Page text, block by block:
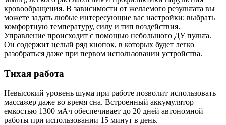
кровообращения. В зависимости от желаемого результата вы
можете задать любые интересующие вас настройки: выбрать
комфортную температуру, силу и тип воздействия.
Управление происходит с помощью небольшого ДУ пульта.
Он содержит целый ряд кнопок, в которых будет легко
разобраться даже при первом использовании устройства.
Тихая работа
Невысокий уровень шума при работе позволит использовать
массажер даже во время сна. Встроенный аккумулятор
емкостью 1300 мАч обеспечивает до 20 дней автономной
работы при использовании 15 минут в день.